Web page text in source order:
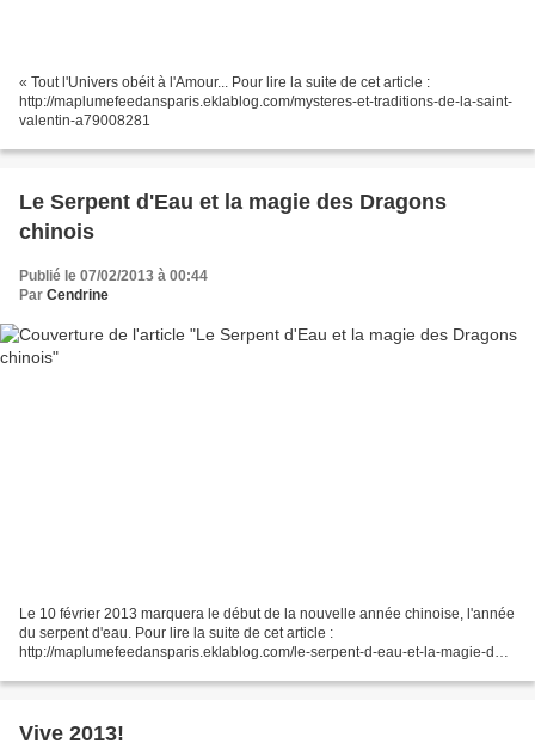
« Tout l'Univers obéit à l'Amour... Pour lire la suite de cet article :
http://maplumefeedansparis.eklablog.com/mysteres-et-traditions-de-la-saint-
valentin-a79008281
Le Serpent d'Eau et la magie des Dragons
chinois
Publié le 07/02/2013 à 00:44
Par Cendrine
Le 10 février 2013 marquera le début de la nouvelle année chinoise, l'année
du serpent d'eau. Pour lire la suite de cet article :
http://maplumefeedansparis.eklablog.com/le-serpent-d-eau-et-la-magie-des-
Vive 2013!